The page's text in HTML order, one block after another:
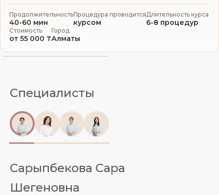
Продолжительность
40-60 мин
Процедура проводится
курсом
Длительность курса
6-8 процедур
Стоимость
от 55 000 ₸
Город
Алматы
Специалисты
Сарыпбекова Сара
Шегеновна